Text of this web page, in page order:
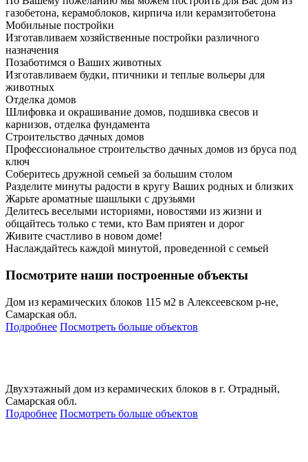
газобетона, керамоблоков, кирпича или керамзитобетона
Мобильные постройки
Изготавливаем хозяйственные постройки различного
назначения
Позаботимся о Ваших животных
Изготавливаем будки, птичники и теплые вольеры для
животных
Отделка домов
Шлифовка и окрашивание домов, подшивка свесов и
карнизов, отделка фундамента
Строительство дачных домов
Профессиональное строительство дачных домов из бруса под
ключ
Соберитесь дружной семьей за большим столом
Разделите минуты радости в кругу Ваших родных и близких
Жарьте ароматные шашлыки с друзьями
Делитесь веселыми историями, новостями из жизни и
общайтесь только с теми, кто Вам приятен и дорог
Живите счастливо в новом доме!
Наслаждайтесь каждой минутой, проведенной с семьей
Посмотрите наши построенные объекты
Дом из керамических блоков 115 м2 в Алексеевском р-не,
Самарская обл.
Подробнее Посмотреть больше объектов
Двухэтажный дом из керамических блоков в г. Отрадный,
Самарская обл.
Подробнее Посмотреть больше объектов